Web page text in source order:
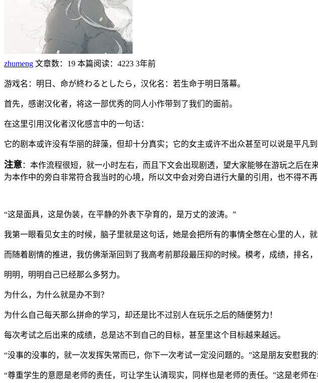
zhumeng 文章数：19 本篇阅读：4223 3年前
游戏名：明日、命が終わるとしたら，汉化名：若生命于明日落幕。
首先，感谢汉化者，将这一部优秀的同人小作带到了我们的面前。
在这里引用汉化者汉化感言中的一句话：
它的剧本或许没有华丽的辞藻，但却十分真实；它的女主或许不出众甚至可以说是平凡
注意：本作流程很短，就一小时左右，而且下文会出现剧透，望大家能够在游玩之后
为本作中的旁白非常符合我当时的心境，所以文中会对旁白进行大量的引用，也不得不
“这是面具，这是伪装，在平静的外表下孕育的，是万丈的波涛。”
我第一眼看见女主的时候，脑子里就是这句话，她是会把所有的事情全憋在心里的人，就
而随着剧情的推进，我仿佛渐渐回到了我高考前那段最压抑的时候。模考，成绩，排名
明明，明明自己已经那么多努力。
为什么，为什么就是办不到？
为什么自己每天那么拼命的学习，却还是比不过别人在玩乐之后的随便努力！
每次考试之后出来的成绩，总是达不到自己的目标，甚至里这个目标越来越远。
“没事的没事的，就一次发挥失常而已，你下一次考试一定没问题的。”这是朋友安慰我的
“尊重学生的意愿是老师的责任，可让学生认清现实，同样也是老师的责任。”这是老师在